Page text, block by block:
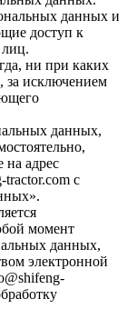
данных и
доступ к
ни при каких
за исключением
данных,
на адрес
с
момент
данных,
электронной